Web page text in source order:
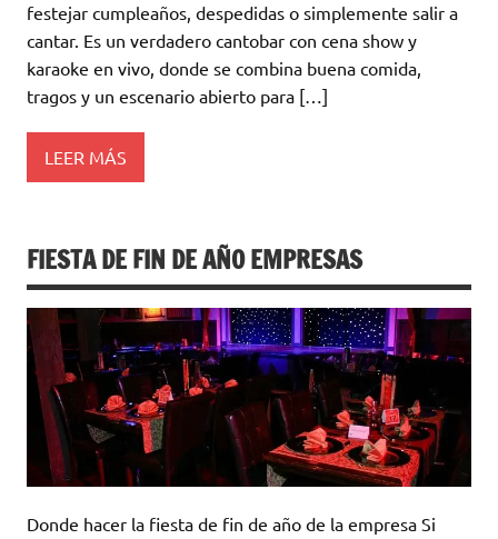
festejar cumpleaños, despedidas o simplemente salir a
cantar. Es un verdadero cantobar con cena show y
karaoke en vivo, donde se combina buena comida,
tragos y un escenario abierto para […]
LEER MÁS
FIESTA DE FIN DE AÑO EMPRESAS
Donde hacer la fiesta de fin de año de la empresa Si